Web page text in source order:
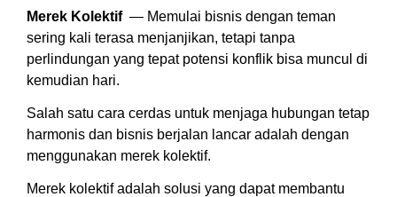
Merek Kolektif— Memulai bisnis dengan teman
sering kali terasa menjanjikan, tetapi tanpa
perlindungan yang tepat potensi konflik bisa muncul di
kemudian hari.
Salah satu cara cerdas untuk menjaga hubungan tetap
harmonis dan bisnis berjalan lancar adalah dengan
menggunakan merek kolektif.
Merek kolektif adalah solusi yang dapat membantu